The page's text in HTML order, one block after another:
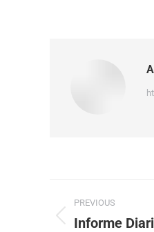
PREVIOUS
Informe